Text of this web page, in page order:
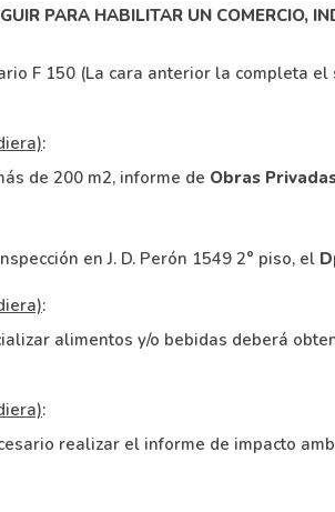
PARA HABILITAR UN COMERCIO,
F 150 (La cara anterior la completa
:
de 200 m2, informe de Obras
en J. D. Perón 1549 2° piso, el
:
alimentos y/o bebidas deberá
:
realizar el informe de impacto